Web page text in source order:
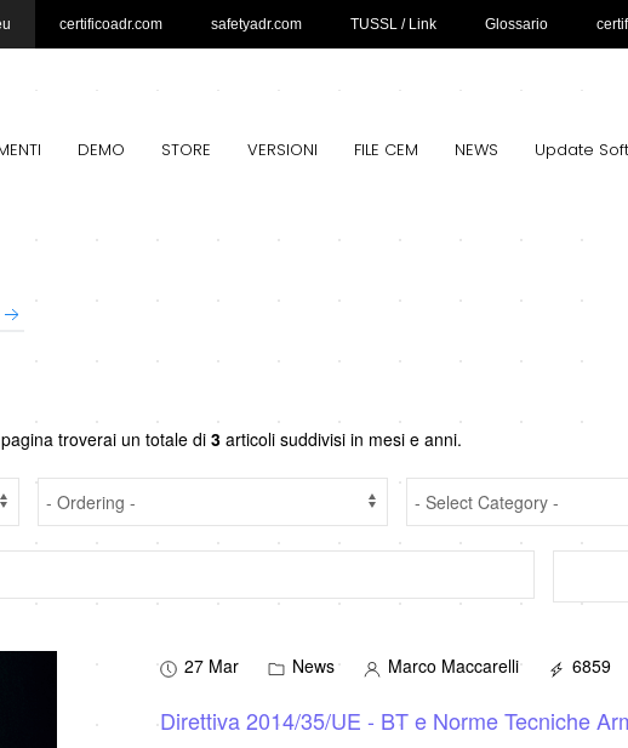
certificoadr.com safetyadr.com TUSSL / Link Glossario
DEMO STORE VERSIONI FILE CEM NEWS Update
troverai un totale di 3 articoli suddivisi in mesi e anni.
27 Mar News Marco Maccarelli 6859
Direttiva 2014/35/UE - BT e Norme Tecniche